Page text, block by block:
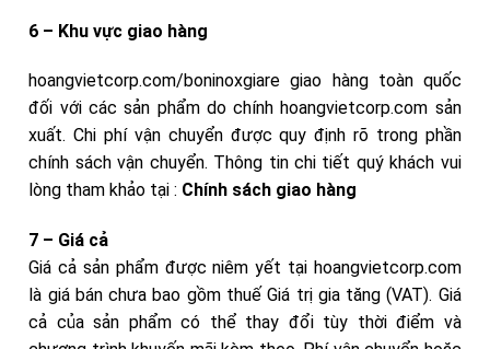
6 – Khu vực giao hàng
hoangvietcorp.com/boninoxgiare giao hàng toàn quốc
đối với các sản phẩm do chính hoangvietcorp.com sản
xuất. Chi phí vận chuyển được quy định rõ trong phần
chính sách vận chuyển. Thông tin chi tiết quý khách vui
lòng tham khảo tại : Chính sách giao hàng
7 – Giá cả
Giá cả sản phẩm được niêm yết tại hoangvietcorp.com
là giá bán chưa bao gồm thuế Giá trị gia tăng (VAT). Giá
cả của sản phẩm có thể thay đổi tùy thời điểm và